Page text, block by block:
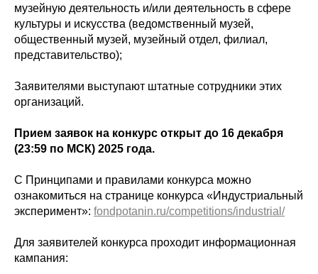
музейную деятельность и/или деятельность в сфере
культуры и искусства (ведомственный музей,
общественный музей, музейный отдел, филиал,
представительство);
Заявителями выступают штатные сотрудники этих
организаций.
Прием заявок на конкурс открыт до 16 декабря
(23:59 по МСК) 2025 года.
С Принципами и правилами конкурса можно
ознакомиться на странице конкурса «Индустриальный
эксперимент»: fondpotanin.ru/competitions/industrial/
Для заявителей конкурса проходит информационная
кампания: